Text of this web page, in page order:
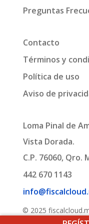
Preguntas
Contacto
Términos y
Política de uso
Aviso de
Loma Pinal de
Vista Dorada.
C.P. 76060, Qro.
442 670 1143
© 2025